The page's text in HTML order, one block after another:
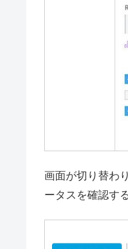
画面が切り替わ
ータスを確認す